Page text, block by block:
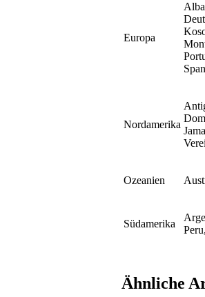
Europa
Nordamerika
Ozeanien
Südamerika
Ähnliche